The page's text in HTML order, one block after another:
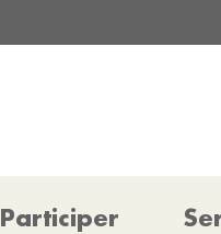
Participer